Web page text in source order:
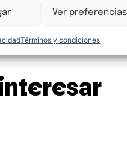
Ver preferencias
Términos y condiciones
de confort
tu sonrisa.